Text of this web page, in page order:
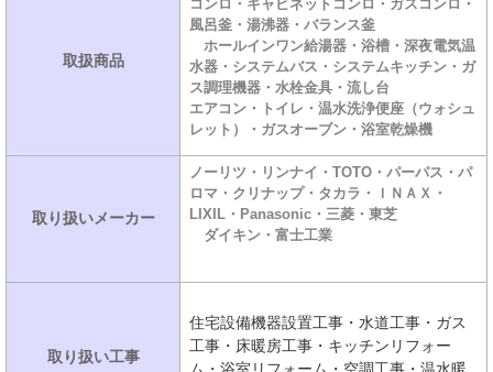
取扱商品
コンロ・キャビネットコンロ・ガスコンロ・
風呂釜・湯沸器・バランス釜
ホールインワン給湯器・浴槽・深夜電気温
水器・システムバス・システムキッチン・ガ
ス調理機器・水栓金具・流し台
エアコン・トイレ・温水洗浄便座（ウォシュ
レット）・ガスオーブン・浴室乾燥機
取り扱いメーカー
ノーリツ・リンナイ・TOTO・パーパス・パ
ロマ・クリナップ・タカラ・ＩＮＡＸ・
LIXIL・Panasonic・三菱・東芝
ダイキン・富士工業
取り扱い工事
住宅設備機器設置工事・水道工事・ガス
工事・床暖房工事・キッチンリフォー